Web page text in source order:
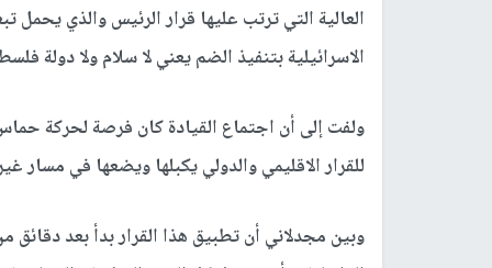
العالية التي ترتب عليها قرار الرئيس والذي
الاسرائيلية بتنفيذ الضم يعني لا سلام ولا دولة
ولفت إلى أن اجتماع القيادة كان فرصة لحركة
للقرار الاقليمي والدولي يكبلها ويضعها في مسار
وبين مجدلاني أن تطبيق هذا القرار بدأ بعد دقائق